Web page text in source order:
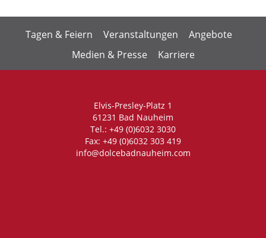
Tagen & Feiern Veranstaltungen
Angebote
Medien & Presse
Karriere
Elvis-Presley-Platz 1
61231 Bad Nauheim
Tel.: +49 (0)6032 3030
Fax: +49 (0)6032 303 419
info@dolcebadnauheim.com